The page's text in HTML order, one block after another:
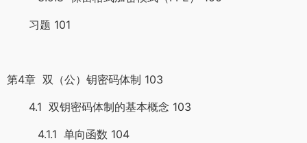
习题 101
第4章 双（公）钥密码体制 103
4.1 双钥密码体制的基本概念 103
4.1.1 单向函数 104